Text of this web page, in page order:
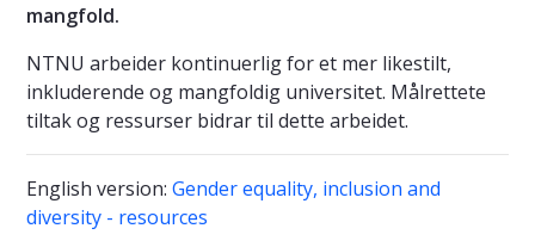
mangfold.
NTNU arbeider kontinuerlig for et mer likestilt,
inkluderende og mangfoldig universitet. Målrettete
tiltak og ressurser bidrar til dette arbeidet.
English version: Gender equality, inclusion and
diversity - resources